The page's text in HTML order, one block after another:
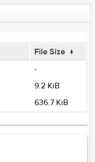
File Size ↓
-
9.2 KiB
636.7 KiB